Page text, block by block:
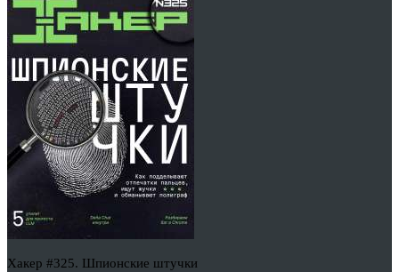
Хакер #325. Шпионские штучки